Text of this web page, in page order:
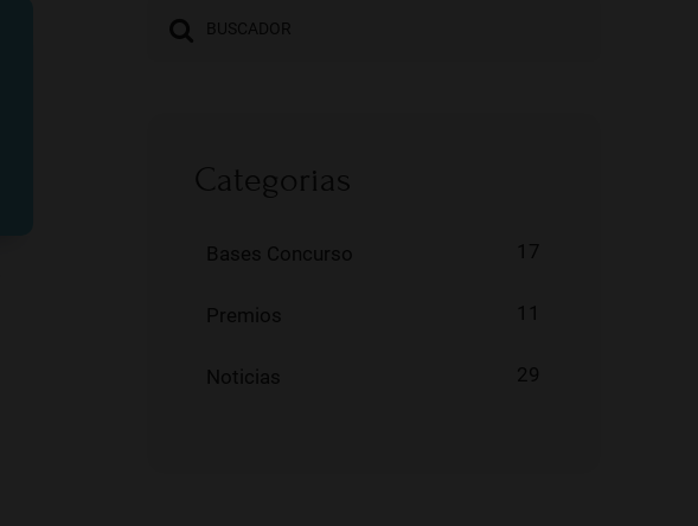
Categorias
Bases Concurso 17
Premios 11
Noticias 29